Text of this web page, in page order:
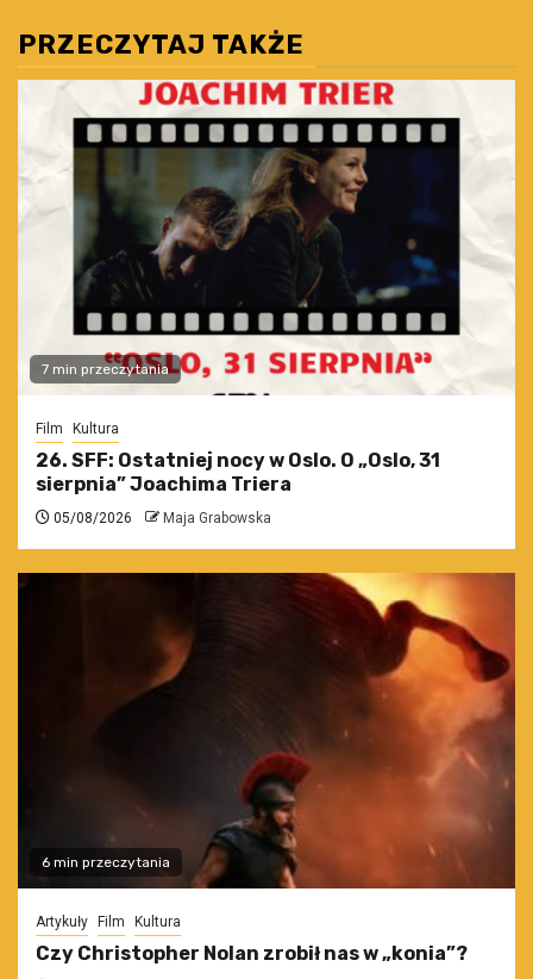
PRZECZYTAJ TAKŻE
7 min przeczytania
Film Kultura
26. SFF: Ostatniej nocy w Oslo. O „Oslo, 31
sierpnia” Joachima Triera
05/08/2026 Maja Grabowska
6 min przeczytania
Artykuły Film Kultura
Czy Christopher Nolan zrobił nas w „konia”?